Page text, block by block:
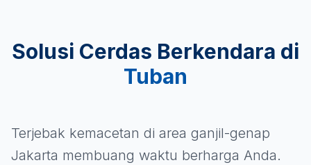
Solusi Cerdas Berkendara di
Tuban
Terjebak kemacetan di area ganjil-genap
Jakarta membuang waktu berharga Anda.